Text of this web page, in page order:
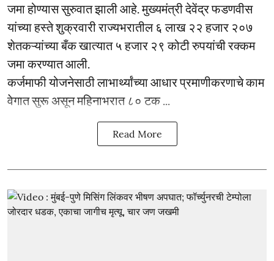
जमा होण्यास सुरुवात झाली आहे. मुख्यमंत्री देवेंद्र फडणवीस
यांच्या हस्ते शुक्रवारी राज्यभरातील ६ लाख २२ हजार २०७
शेतकऱ्यांच्या बँक खात्यात ५ हजार २९ कोटी रुपयांची रक्कम
जमा करण्यात आली.
कर्जमाफी योजनेसाठी लाभार्थ्यांच्या आधार प्रमाणीकरणाचे काम
वेगात सुरू असून महिनाभरात ८० टक ...
Read More